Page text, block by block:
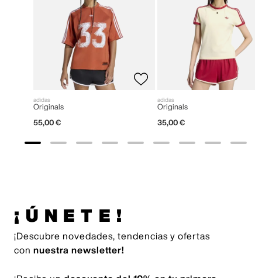
adidas
Originals
55,00 €
adidas
Originals
35,00 €
¡ÚNETE!
¡Descubre novedades, tendencias y ofertas
con nuestra newsletter!